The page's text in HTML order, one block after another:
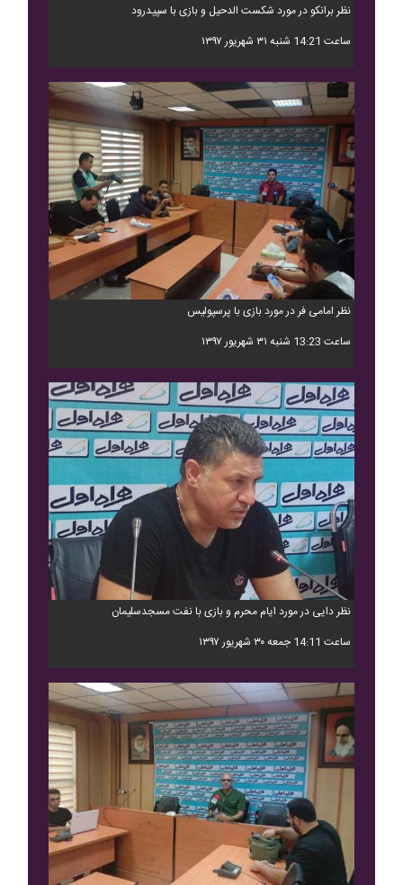
نظر برانکو در مورد شکست الدحیل و بازی با سپیدرود
ساعت 14:21 شنبه ۳۱ شهریور ۱۳۹۷
نظر امامی فر در مورد بازی با پرسپولیس
ساعت 13:23 شنبه ۳۱ شهریور ۱۳۹۷
نظر دایی در مورد ایام محرم و بازی با نفت مسجدسلیمان
ساعت 14:11 جمعه ۳۰ شهریور ۱۳۹۷